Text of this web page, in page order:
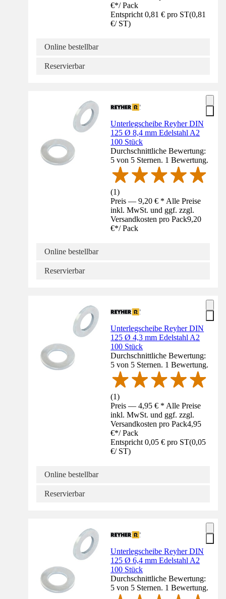
€*/ Pack
Entspricht 0,81 € pro ST(0,81
€/ ST)
Online bestellbar
Reservierbar
Unterlegscheibe Reyher DIN
125 Ø 8,4 mm Edelstahl A2
100 Stück
Durchschnittliche Bewertung:
5 von 5 Sternen. 1 Bewertung.
(1)
Preis — 9,20 € * Alle Preise
inkl. MwSt. und ggf. zzgl.
Versandkosten pro Pack9,20
€*/ Pack
Online bestellbar
Reservierbar
Unterlegscheibe Reyher DIN
125 Ø 4,3 mm Edelstahl A2
100 Stück
Durchschnittliche Bewertung:
5 von 5 Sternen. 1 Bewertung.
(1)
Preis — 4,95 € * Alle Preise
inkl. MwSt. und ggf. zzgl.
Versandkosten pro Pack4,95
€*/ Pack
Entspricht 0,05 € pro ST(0,05
€/ ST)
Online bestellbar
Reservierbar
Unterlegscheibe Reyher DIN
125 Ø 6,4 mm Edelstahl A2
100 Stück
Durchschnittliche Bewertung:
5 von 5 Sternen. 1 Bewertung.